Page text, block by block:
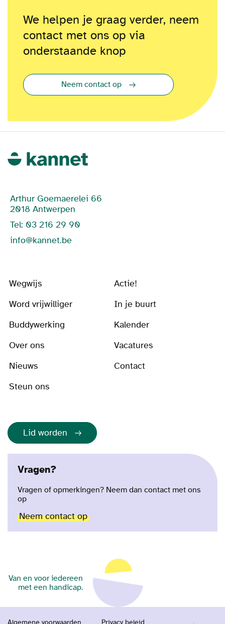
We helpen je graag verder, neem
contact met ons op via
onderstaande knop
Neem contact op
Arthur Goemaerelei 66
2018 Antwerpen
Tel: 03 216 29 90
info@kannet.be
Wegwijs
Actie!
Word vrijwilliger
In je buurt
Buddywerking
Kalender
Over ons
Vacatures
Nieuws
Contact
Steun ons
Lid worden
Vragen?
Vragen of opmerkingen? Neem dan contact met ons
op
Neem contact op
Van en voor iedereen
met een handicap.